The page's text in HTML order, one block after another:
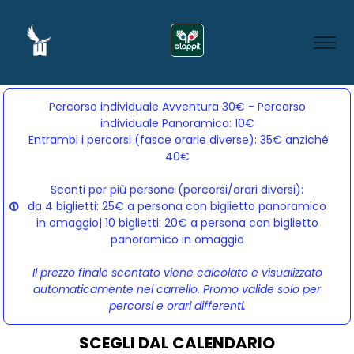
Percorso individuale Avventura 30€ - Percorso
individuale Panoramico: 10€
Entrambi i percorsi (fasce orarie diverse): 35€ anziché
40€
Sconti per più persone (percorsi/orari diversi):
da 4 biglietti: 25€ a persona con biglietto panoramico
in omaggio| 10 biglietti: 20€ a persona con biglietto
panoramico in omaggio
Il prezzo finale scontato viene calcolato e visualizzato
automaticamente nel carrello. Promo valide solo per
percorsi e orari differenti.
SCEGLI DAL CALENDARIO